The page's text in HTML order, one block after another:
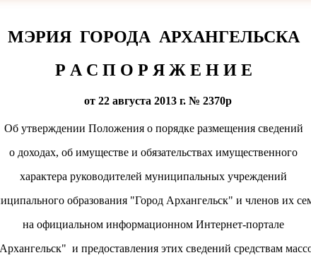
МЭРИЯ ГОРОДА АРХАНГЕЛЬСКА
Р А С П О Р Я Ж Е Н И Е
от 22 августа 2013 г. № 2370р
Об утверждении Положения о порядке размещения сведений
о доходах, об имуществе и обязательствах имущественного
характера руководителей муниципальных учреждений
образования "Город Архангельск" и членов их
на официальном информационном Интернет-портале
и предоставления этих сведений средствам